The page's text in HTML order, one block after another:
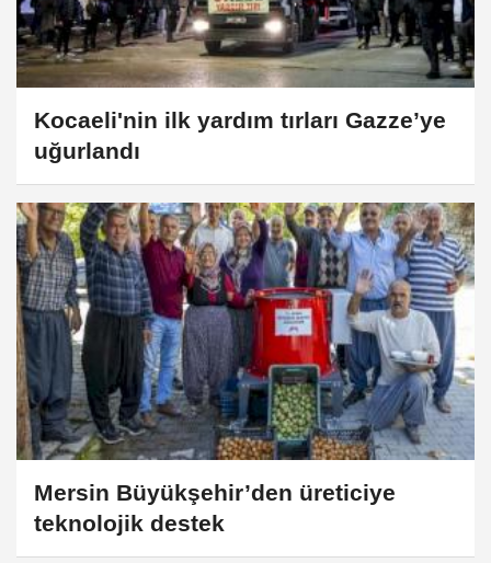
Kocaeli'nin ilk yardım tırları Gazze’ye
uğurlandı
Mersin Büyükşehir’den üreticiye
teknolojik destek